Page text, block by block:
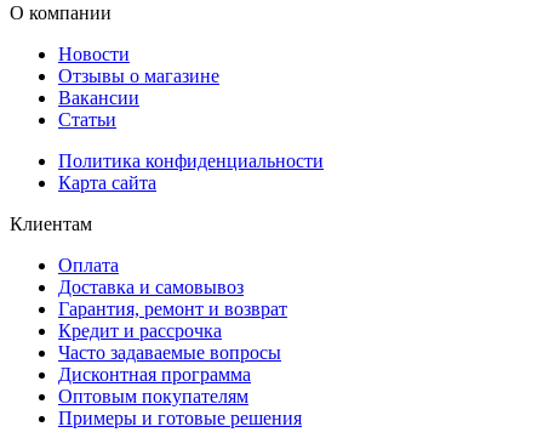
О компании
Новости
Отзывы о магазине
Вакансии
Статьи
Политика конфиденциальности
Карта сайта
Клиентам
Оплата
Доставка и самовывоз
Гарантия, ремонт и возврат
Кредит и рассрочка
Часто задаваемые вопросы
Дисконтная программа
Оптовым покупателям
Примеры и готовые решения